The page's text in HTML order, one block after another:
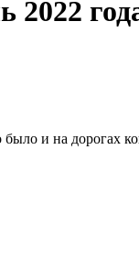
2022
и на дорогах